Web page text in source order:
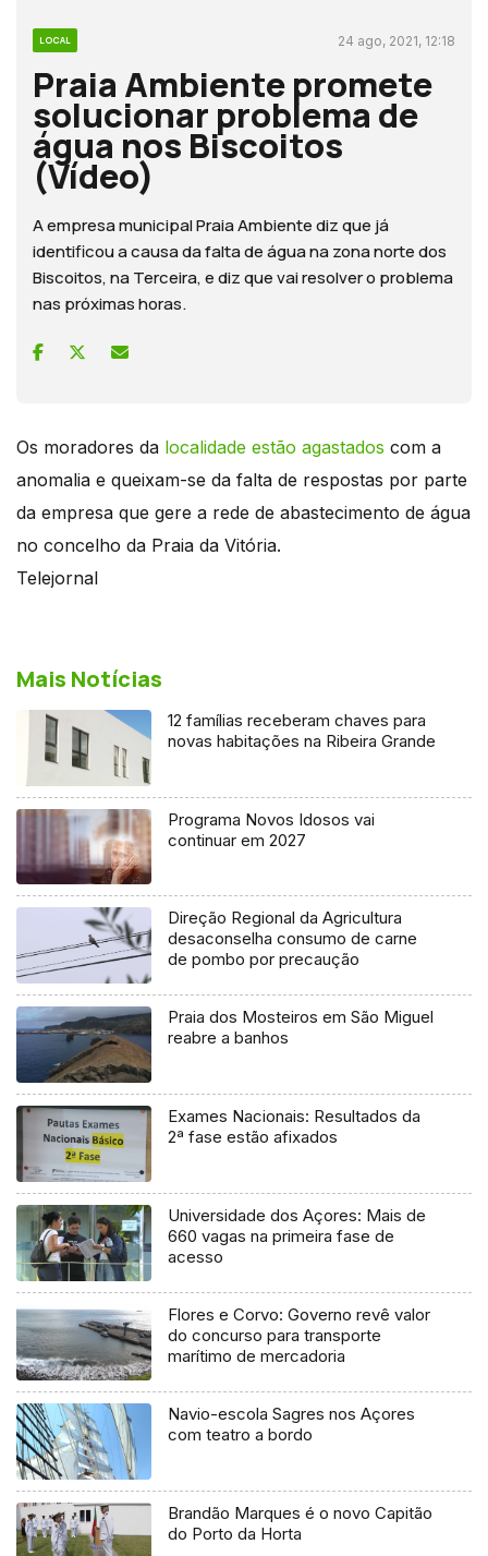
LOCAL 24 ago, 2021, 12:18
Praia Ambiente promete
solucionar problema de
água nos Biscoitos
(Vídeo)
A empresa municipal Praia Ambiente diz que já
identificou a causa da falta de água na zona norte dos
Biscoitos, na Terceira, e diz que vai resolver o problema
nas próximas horas.
Os moradores da localidade estão agastados com a
anomalia e queixam-se da falta de respostas por parte
da empresa que gere a rede de abastecimento de água
no concelho da Praia da Vitória.
Telejornal
Mais Notícias
12 famílias receberam chaves para
novas habitações na Ribeira Grande
Programa Novos Idosos vai
continuar em 2027
Direção Regional da Agricultura
desaconselha consumo de carne
de pombo por precaução
Praia dos Mosteiros em São Miguel
reabre a banhos
Exames Nacionais: Resultados da
2ª fase estão afixados
Universidade dos Açores: Mais de
660 vagas na primeira fase de
acesso
Flores e Corvo: Governo revê valor
do concurso para transporte
marítimo de mercadoria
Navio-escola Sagres nos Açores
com teatro a bordo
Brandão Marques é o novo Capitão
do Porto da Horta